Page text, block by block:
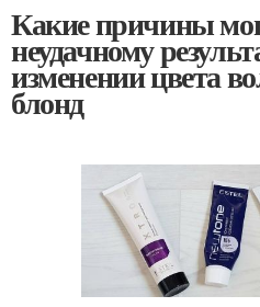
Какие причины
неудачному
изменении цвета
блонд